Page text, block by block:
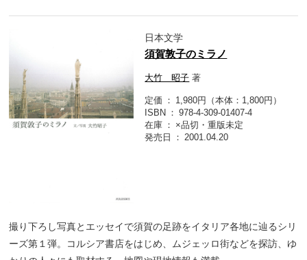
日本文学
須賀敦子のミラノ
大竹 昭子 著
定価
1,980円（本体：1,800円）
ISBN
978-4-309-01407-4
在庫
×品切・重版未定
発売日
2001.04.20
撮り下ろし写真とエッセイで須賀の足跡をイタリア各地に辿るシリ
ーズ第１弾。コルシア書店をはじめ、ムジェッロ街などを探訪、ゆ